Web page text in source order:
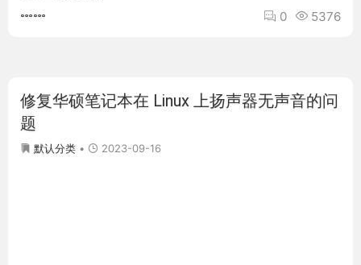
5376
0
修复华硕笔记本在 Linux 上扬声器无声音的问
题
默认分类 2023-09-16